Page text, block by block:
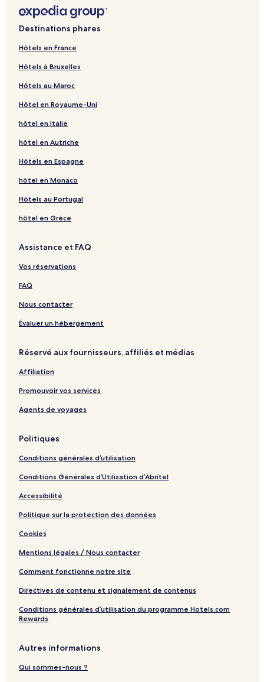
Destinations phares
Hôtels en France
Hôtels à Bruxelles
Hôtels au Maroc
Hôtel en Royaume-Uni
hôtel en Italie
hôtel en Autriche
Hôtels en Espagne
hôtel en Monaco
Hôtels au Portugal
hôtel en Grèce
Assistance et FAQ
Vos réservations
FAQ
Nous contacter
Évaluer un hébergement
Réservé aux fournisseurs, affiliés et médias
Affiliation
Promouvoir vos services
Agents de voyages
Politiques
Conditions générales d’utilisation
Conditions Générales d’Utilisation d’Abritel
Accessibilité
Politique sur la protection des données
Cookies
Mentions légales / Nous contacter
Comment fonctionne notre site
Directives de contenu et signalement de contenus
Conditions générales d’utilisation du programme Hotels.com
Rewards
Autres informations
Qui sommes-nous ?